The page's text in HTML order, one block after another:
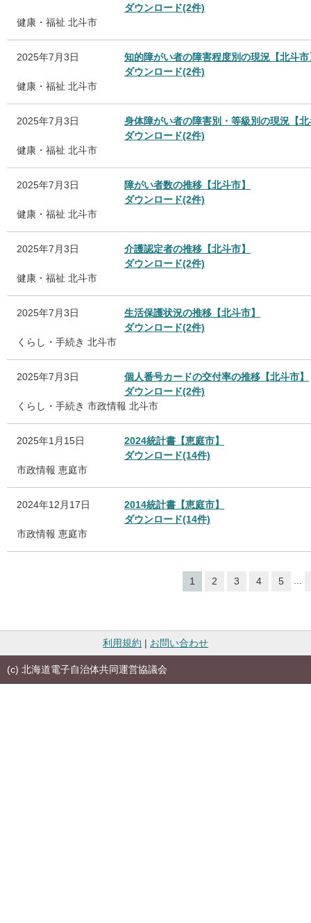
ダウンロード(2件)
健康・福祉 北斗市
2025年7月3日
知的障がい者の障害程度別の現況【北斗市
ダウンロード(2件)
健康・福祉 北斗市
2025年7月3日
身体障がい者の障害別・等級別の現況【
ダウンロード(2件)
健康・福祉 北斗市
2025年7月3日
障がい者数の推移【北斗市】
ダウンロード(2件)
健康・福祉 北斗市
2025年7月3日
介護認定者の推移【北斗市】
ダウンロード(2件)
健康・福祉 北斗市
2025年7月3日
生活保護状況の推移【北斗市】
ダウンロード(2件)
くらし・手続き 北斗市
2025年7月3日
個人番号カードの交付率の推移【北斗市】
ダウンロード(2件)
くらし・手続き 市政情報 北斗市
2025年1月15日
2024統計書【恵庭市】
ダウンロード(14件)
市政情報 恵庭市
2024年12月17日
2014統計書【恵庭市】
ダウンロード(14件)
市政情報 恵庭市
1 2 3 4 5 ...
利用規約 | お問い合わせ
(c) 北海道電子自治体共同運営協議会